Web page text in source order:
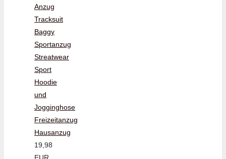
Anzug
Tracksuit
Baggy
Sportanzug
Streatwear
Sport
Hoodie
und
Jogginghose
Freizeitanzug
Hausanzug
19,98
EUR